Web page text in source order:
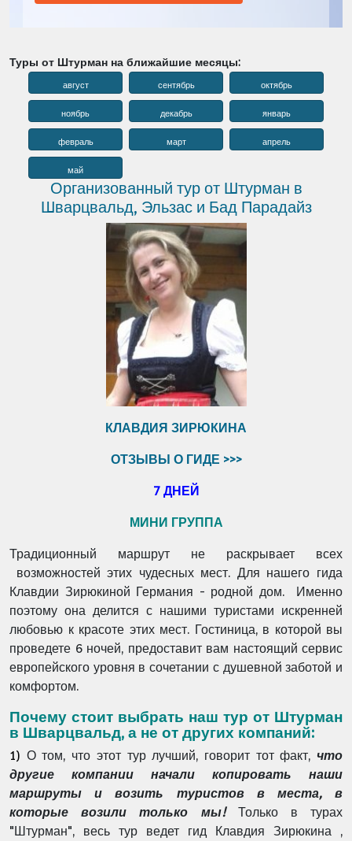
Туры от Штурман на ближайшие месяцы:
август сентябрь октябрь
ноябрь декабрь январь
февраль март апрель
май
Организованный тур от Штурман в
Шварцвальд, Эльзас и Бад Парадайз
КЛАВДИЯ ЗИРЮКИНА
ОТЗЫВЫ О ГИДЕ >>>
7 ДНЕЙ
МИНИ ГРУППА
Традиционный маршрут не раскрывает всех
возможностей этих чудесных мест. Для нашего гида
Клавдии Зирюкиной Германия - родной дом. Именно
поэтому она делится с нашими туристами искренней
любовью к красоте этих мест. Гостиница, в которой вы
проведете 6 ночей, предоставит вам настоящий сервис
европейского уровня в сочетании с душевной заботой и
комфортом.
Почему стоит выбрать наш тур от Штурман
в Шварцвальд, а не от других компаний:
1) О том, что этот тур лучший, говорит тот факт, что
другие компании начали копировать наши
маршруты и возить туристов в места, в
которые возили только мы!Только в турах
"Штурман", весь тур ведет гид Клавдия Зирюкина ,